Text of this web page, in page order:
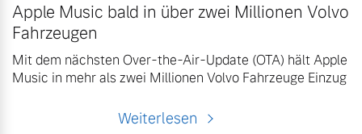
Apple Music bald in über zwei Millionen Volvo
Fahrzeugen
Mit dem nächsten Over-the-Air-Update (OTA) hält Apple
Music in mehr als zwei Millionen Volvo Fahrzeuge Einzug
Weiterlesen